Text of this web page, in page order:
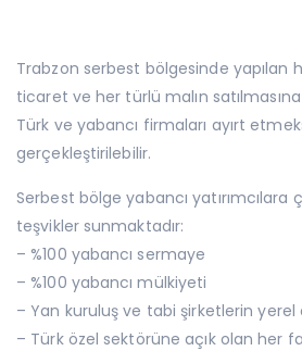
Trabzon serbest bölgesinde
ticaret ve her türlü malın
Türk ve yabancı firmaları ayırt
gerçekleştirilebilir.
Serbest bölge yabancı yatırımcılara
teşvikler sunmaktadır:
– %100 yabancı sermaye
– %100 yabancı mülkiyeti
– Yan kuruluş ve tabi şirketlerin yerel
– Türk özel sektörüne açık olan her